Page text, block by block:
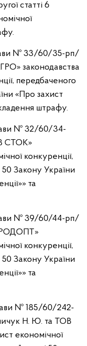
статті 6
№ 33/60/35-рп/
законодавства
передбаченого
«Про захист
штрафу.
№ 32/60/34-
СТОК»
конкуренції,
50 Закону України
та
№ 39/60/44-рп/
конкуренції,
50 Закону України
та
№ 185/60/242-
Н. Ю. та ТОВ
економічної